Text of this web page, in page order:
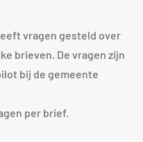
vragen gesteld over
brieven. De vragen zijn
bij de gemeente
per brief.